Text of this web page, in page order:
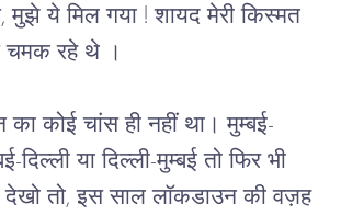
, मुझे ये मिल गया ! शायद मेरी किस्मत
चमक रहे थे ।
का कोई चांस ही नहीं था। मुम्बई-
दिल्ली या दिल्ली-मुम्बई तो फिर भी
तो, इस साल लॉकडाउन की वज़ह